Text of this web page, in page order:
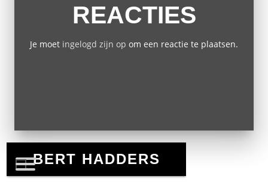
REACTIES
Je moet ingelogd zijn op om een reactie te plaatsen.